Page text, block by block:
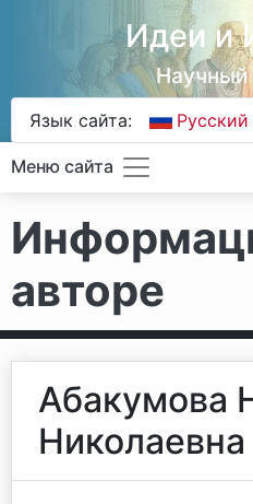
Идеи и
Язык сайта: Русский
Меню сайта
авторе
Абакумова
Николаевна